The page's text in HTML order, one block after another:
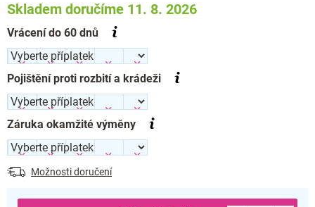
Skladem doručíme 11. 8. 2026
Vrácení do 60 dnů
Pojištění proti rozbití a krádeži
Záruka okamžité výměny
Možnosti doručení